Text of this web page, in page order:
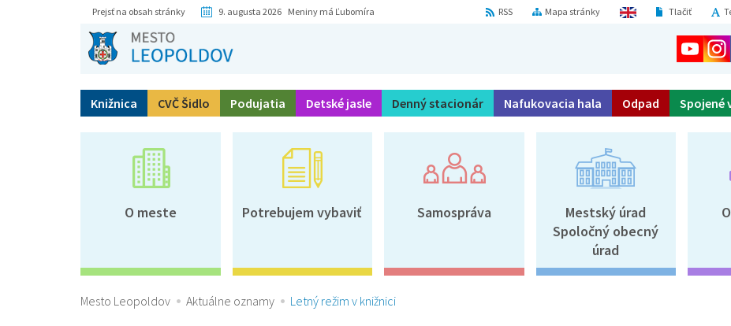
Prejsť na obsah stránky 9. augusta 2026 Meniny má Ľubomíra Tlačiť
Mapa stránky
RSS
Knižnica CVČ Šidlo Podujatia Detské jasle Denný stacionár Nafukovacia hala Odpad Spojené
O meste Potrebujem vybaviť Samospráva
Mestský úrad
Spoločný obecný
úrad
Mesto Leopoldov Aktuálne oznamy Letný režim v knižnici